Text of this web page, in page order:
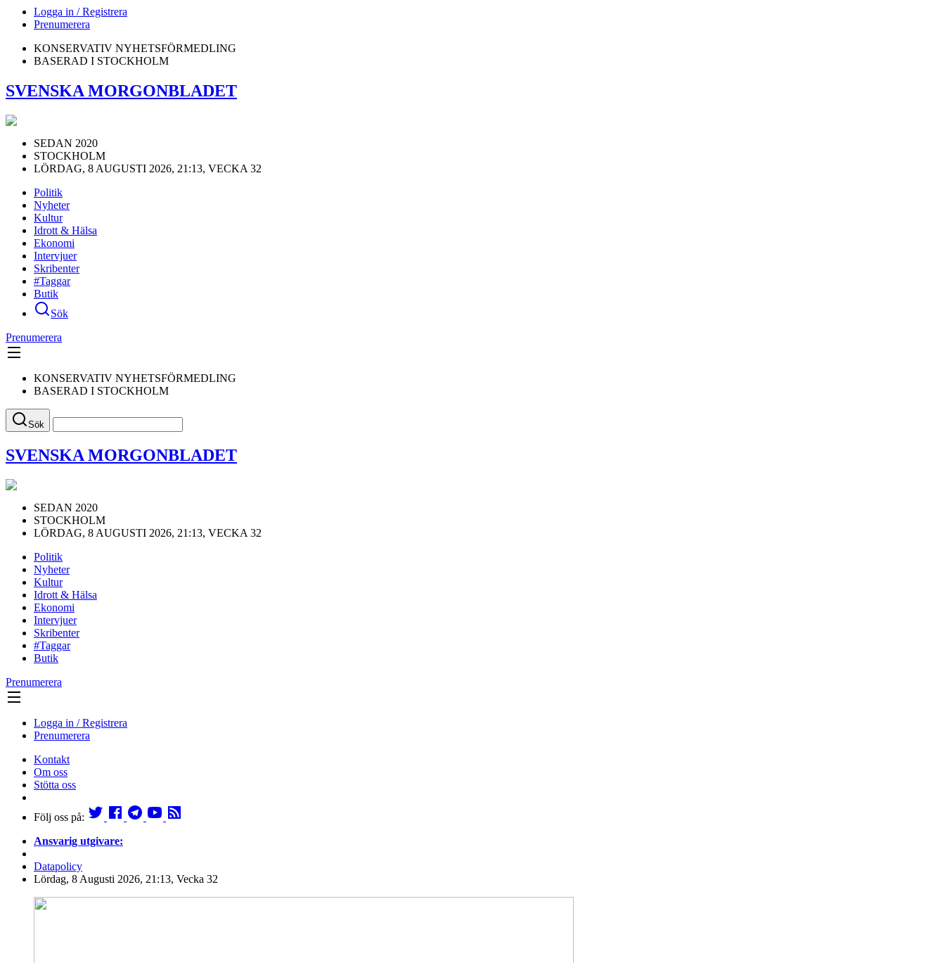
Logga in / Registrera
Prenumerera
KONSERVATIV NYHETSFÖRMEDLING
BASERAD I STOCKHOLM
SVENSKA MORGONBLADET
SEDAN 2020
STOCKHOLM
LÖRDAG, 8 AUGUSTI 2026, 21:13, VECKA 32
Politik
Nyheter
Kultur
Idrott & Hälsa
Ekonomi
Intervjuer
Skribenter
#Taggar
Butik
Sök
Prenumerera
KONSERVATIV NYHETSFÖRMEDLING
BASERAD I STOCKHOLM
Sök
SVENSKA MORGONBLADET
SEDAN 2020
STOCKHOLM
LÖRDAG, 8 AUGUSTI 2026, 21:13, VECKA 32
Politik
Nyheter
Kultur
Idrott & Hälsa
Ekonomi
Intervjuer
Skribenter
#Taggar
Butik
Prenumerera
Logga in / Registrera
Prenumerera
Kontakt
Om oss
Stötta oss
Följ oss på:
Ansvarig utgivare:
Datapolicy
Lördag, 8 Augusti 2026, 21:13, Vecka 32